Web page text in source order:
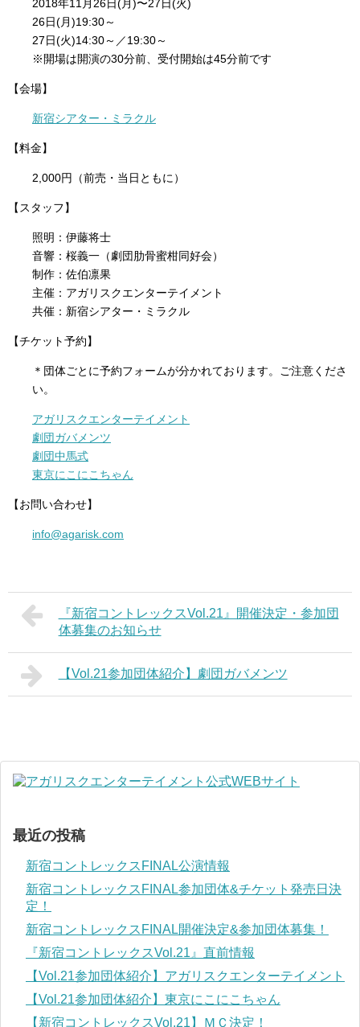
2018年11月26日(月)〜27日(火)
26日(月)19:30～
27日(火)14:30～／19:30～
※開場は開演の30分前、受付開始は45分前です
【会場】
新宿シアター・ミラクル
【料金】
2,000円（前売・当日ともに）
【スタッフ】
照明：伊藤将士
音響：桜義一（劇団肋骨蜜柑同好会）
制作：佐伯凛果
主催：アガリスクエンターテイメント
共催：新宿シアター・ミラクル
【チケット予約】
＊団体ごとに予約フォームが分かれております。ご注意くださ
い。
アガリスクエンターテイメント
劇団ガバメンツ
劇団中馬式
東京にこにこちゃん
【お問い合わせ】
info@agarisk.com
『新宿コントレックスVol.21』開催決定・参加団
体募集のお知らせ
【Vol.21参加団体紹介】劇団ガバメンツ
最近の投稿
新宿コントレックスFINAL公演情報
新宿コントレックスFINAL参加団体&チケット発売日決
定！
新宿コントレックスFINAL開催決定&参加団体募集！
『新宿コントレックスVol.21』直前情報
【Vol.21参加団体紹介】アガリスクエンターテイメント
【Vol.21参加団体紹介】東京にこにこちゃん
【新宿コントレックスVol.21】ＭＣ決定！